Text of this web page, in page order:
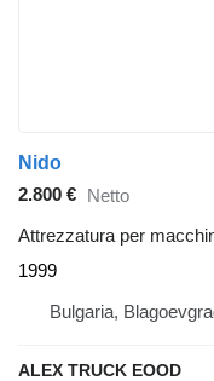
Nido
2.800 € Netto
Attrezzatura per
1999
Bulgaria,
ALEX TRUCK EOOD